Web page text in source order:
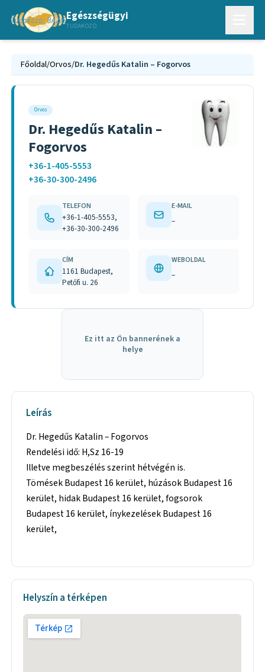
Egészségügyi
TUDAKOZÓ
Főoldal/Orvos/Dr. Hegedűs Katalin – Fogorvos
Orvos
Dr. Hegedűs Katalin –
Fogorvos
+36-1-405-5553
+36-30-300-2496
TELEFON
+36-1-405-5553,
+36-30-300-2496
E-MAIL
–
CÍM
1161 Budapest,
Petőfi u. 26
WEBOLDAL
–
Ez itt az Ön bannerének a
helye
Leírás
Dr. Hegedűs Katalin – Fogorvos
Rendelési idő: H,Sz 16-19
Illetve megbeszélés szerint hétvégén is.
Tömések Budapest 16 kerület, húzások Budapest 16
kerület, hidak Budapest 16 kerület, fogsorok
Budapest 16 kerület, ínykezelések Budapest 16
kerület,
Helyszín a térképen